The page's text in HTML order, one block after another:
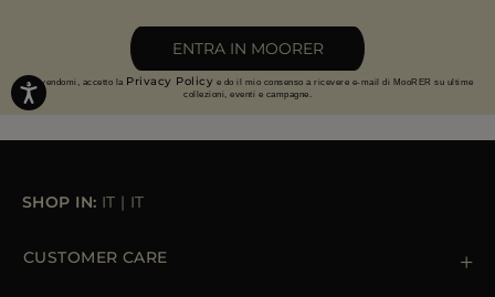
ENTRA IN MOORER
Iscrivendomi, accetto la Privacy Policy e do il mio consenso a ricevere e-mail di MooRER su ultime
collezioni, eventi e campagne.
SHOP IN: IT | IT
CUSTOMER CARE